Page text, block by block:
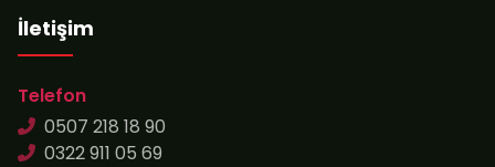
İletişim
Telefon
0507 218 18 90
0322 911 05 69